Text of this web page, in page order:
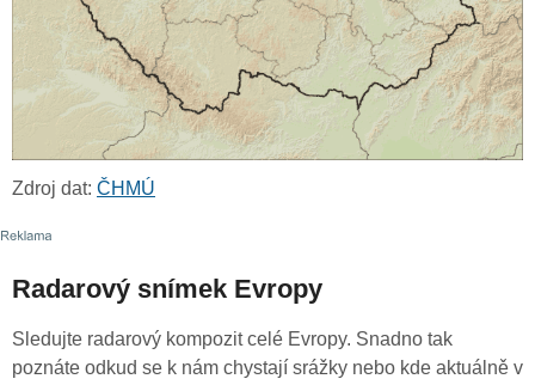
Zdroj dat: ČHMÚ
Radarový snímek Evropy
Sledujte radarový kompozit celé Evropy. Snadno tak
poznáte odkud se k nám chystají srážky nebo kde aktuálně v